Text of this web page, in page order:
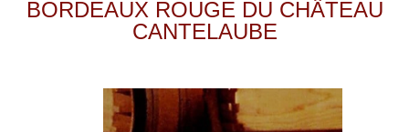
BORDEAUX ROUGE DU CHÂTEAU
CANTELAUBE